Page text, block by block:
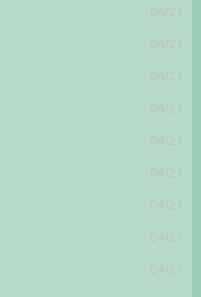
04/21
04/21
04/21
04/21
04/21
04/21
04/21
04/21
04/21